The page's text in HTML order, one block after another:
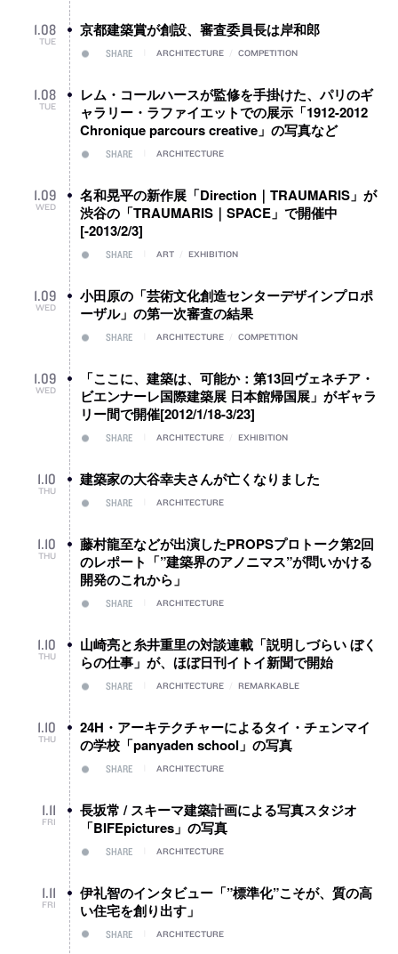
1.08
TUE
京都建築賞が創設、審査委員長は岸和郎
SHARE ARCHITECTURE COMPETITION
1.08
TUE
レム・コールハースが監修を手掛けた、パリのギ
ャラリー・ラファイエットでの展示「1912-2012
Chronique parcours creative」の写真など
SHARE ARCHITECTURE
1.09
WED
名和晃平の新作展「Direction｜TRAUMARIS」が
渋谷の「TRAUMARIS｜SPACE」で開催中
[-2013/2/3]
SHARE ART EXHIBITION
1.09
WED
小田原の「芸術文化創造センターデザインプロポ
ーザル」の第一次審査の結果
SHARE ARCHITECTURE COMPETITION
1.09
WED
「ここに、建築は、可能か：第13回ヴェネチア・
ビエンナーレ国際建築展 日本館帰国展」がギャラ
リー間で開催[2012/1/18-3/23]
SHARE ARCHITECTURE EXHIBITION
1.10
THU
建築家の大谷幸夫さんが亡くなりました
SHARE ARCHITECTURE
1.10
THU
藤村龍至などが出演したPROPSプロトーク第2回
のレポート「”建築界のアノニマス”が問いかける
開発のこれから」
SHARE ARCHITECTURE
1.10
THU
山崎亮と糸井重里の対談連載「説明しづらい ぼく
らの仕事」が、ほぼ日刊イトイ新聞で開始
SHARE ARCHITECTURE REMARKABLE
1.10
THU
24H・アーキテクチャーによるタイ・チェンマイ
の学校「panyaden school」の写真
SHARE ARCHITECTURE
1.11
FRI
長坂常 / スキーマ建築計画による写真スタジオ
「BIFEpictures」の写真
SHARE ARCHITECTURE
1.11
FRI
伊礼智のインタビュー「”標準化”こそが、質の高
い住宅を創り出す」
SHARE ARCHITECTURE